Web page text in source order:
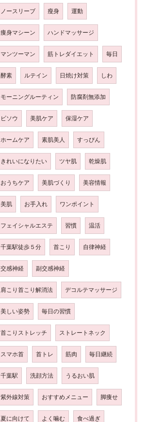
ノースリーブ 瘦身 運動
痩身マシーン ハンドマッサージ
マンツーマン 筋トレダイエット 毎日
酵素 ルテイン 日焼け対策 しわ
モーニングルーティン 防腐剤無添加
ビソウ 美肌ケア 保湿ケア
ホームケア 素肌美人 すっぴん
きれいになりたい ツヤ肌 乾燥肌
おうちケア 美肌づくり 美容情報
美肌 お手入れ ワンポイント
フェイシャルエステ 習慣 温活
千葉駅徒歩５分 首こり 自律神経
交感神経 副交感神経
肩こり首こり解消法 デコルテマッサージ
美しい姿勢 毎日の習慣
首こりストレッチ ストレートネック
スマホ首 首トレ 筋肉 毎日継続
千葉駅 洗顔方法 うるおい肌
紫外線対策 おすすめメニュー 脚痩せ
夏に向けて よく噛む 食べ過ぎ